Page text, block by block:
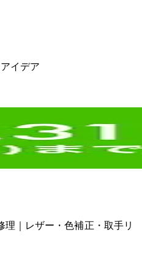
イデア
理｜レザー・色補正・取手リ